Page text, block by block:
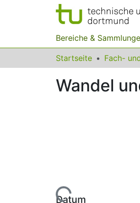
Bereiche &
Startseite
Wandel
Datum